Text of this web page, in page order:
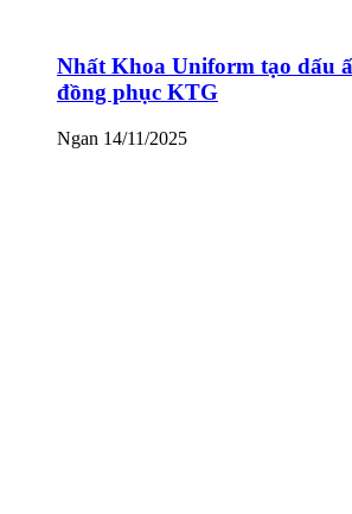
Nhất Khoa Uniform tạo dấu
đồng phục KTG
Ngan 14/11/2025